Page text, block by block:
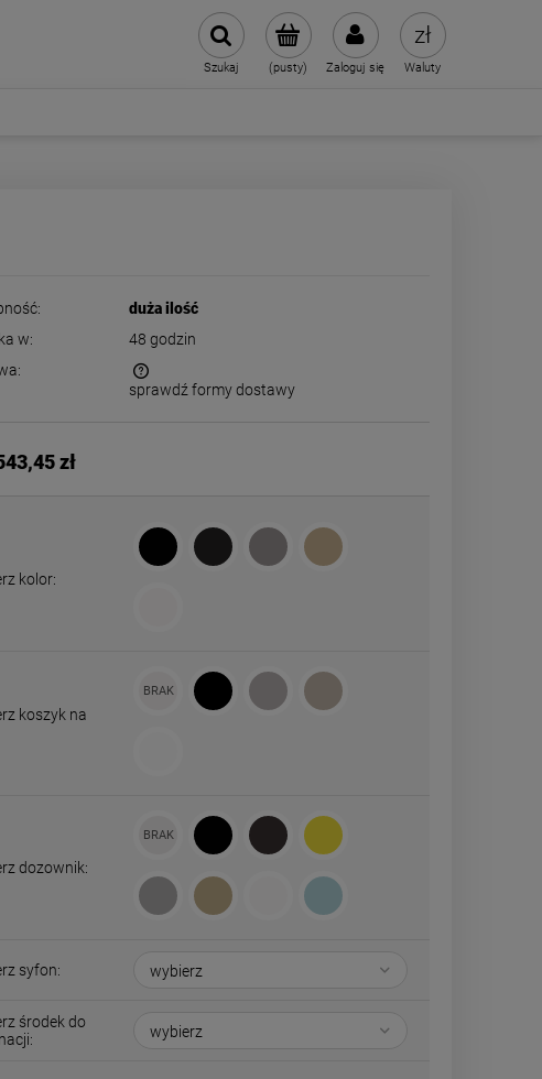
(pusty) Zaloguj się
Szukaj Waluty
duża ilość
w:
48 godzin
kosztów
sprawdź formy dostawy
zł
kolor:
koszyk na
dozownik:
syfon:
środek do